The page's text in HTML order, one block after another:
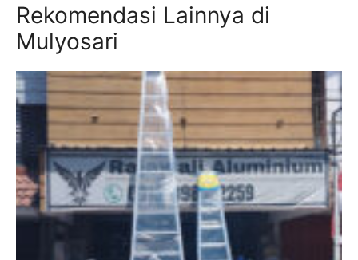
Rekomendasi Lainnya di
Mulyosari